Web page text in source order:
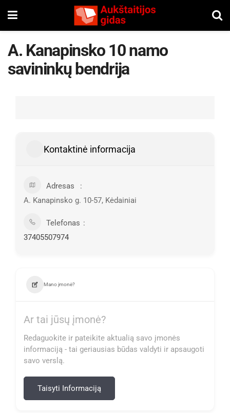
A. Kanapinsko 10 namo
savininkų bendrija
Kontaktinė informacija
Adresas
A. Kanapinsko g. 10-57, Kėdainiai
Telefonas
37405507974
Mano įmonė?
Ar tai jūsų įmonė?
Redaguokite ir pateikite aktualią savo įmonės
informaciją - tai geriausias būdas valdyti ir apsaugoti
savo verslą.
Taisyti Informaciją